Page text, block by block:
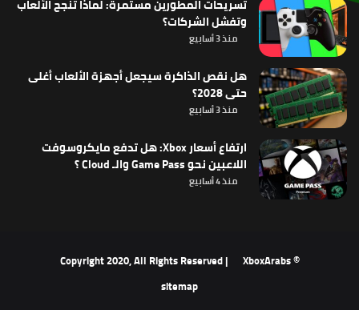
تسريحات المطورين مستمرة: لماذا تنجح الألعاب
وتفشل الشركات؟
منذ 3 أسابيع
هل نقص الذاكرة سيجعل أجهزة الألعاب أغلى
حتى 2028؟
منذ 3 أسابيع
ارتفاع أسعار Xbox: هل تدفع مايكروسوفت
اللاعبين نحو Game Pass والـ Cloud ؟
منذ 4 أسابيع
© Copyright 2020, All Rights Reserved |
XboxArabs
sitemap